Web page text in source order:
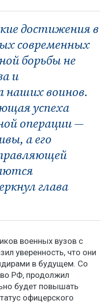
достижения в
современных
борьбы не
и
наших воинов.
успеха
операции —
а его
глава
военных вузов с
уверенность, что они
в будущем. Со
РФ, продолжил
будет повышать
офицерского